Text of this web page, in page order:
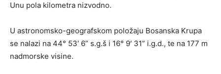
Unu pola kilometra nizvodno.
U astronomsko-geografskom položaju Bosanska Krupa
se nalazi na 44° 53′ 6” s.g.š i 16° 9′ 31” i.g.d., te na 177 m
nadmorske visine.